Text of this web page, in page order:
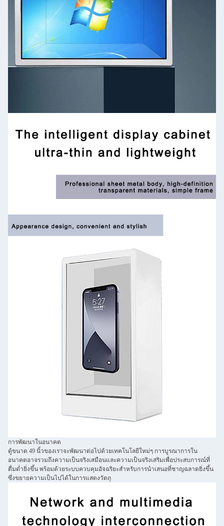
การพัฒนาในอนาคต
ตู้ขนาด 49 นิ้วของเราจะพัฒนาต่อไปด้วยเทคโนโลยีใหม่ๆ การบูรณาการใน
อนาคตอาจรวมถึงความเป็นจริงเสมือนและความเป็นจริงเสริมเพื่อประสบการณ์ที่
ดื่มด่ำยิ่งขึ้น พร้อมด้วยระบบควบคุมอัจฉริยะสำหรับการนำเสนอที่ชาญฉลาดยิ่งขึ้น
ซึ่งขยายความเป็นไปได้ในการแสดงวัตถุ